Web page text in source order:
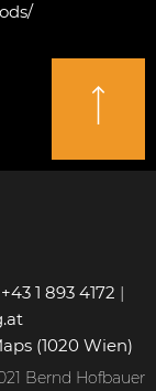
+43 1 893 4172 |
(1020 Wien)
Bernd Hofbauer